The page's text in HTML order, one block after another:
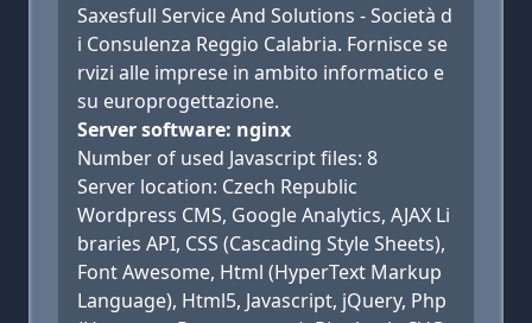
Saxesfull Service And Solutions - Società d
i Consulenza Reggio Calabria. Fornisce se
rvizi alle imprese in ambito informatico e
su europrogettazione.
Server software: nginx
Number of used Javascript files: 8
Server location: Czech Republic
Wordpress CMS, Google Analytics, AJAX Li
braries API, CSS (Cascading Style Sheets),
Font Awesome, Html (HyperText Markup
Language), Html5, Javascript, jQuery, Php